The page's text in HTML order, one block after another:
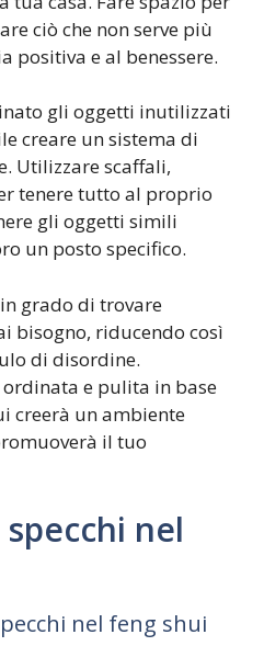
ciò che non serve più
positiva e al benessere.
gli oggetti inutilizzati
creare un sistema di
Utilizzare scaffali,
tenere tutto al proprio
gli oggetti simili
un posto specifico.
grado di trovare
bisogno, riducendo così
di disordine.
e pulita in base
creerà un ambiente
il tuo
nel
nel feng shui